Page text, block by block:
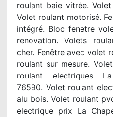
roulant baie vitrée.
Volet roulant motorisé.
intégré. Bloc fenetre
renovation. Volets
cher. Fenêtre avec volet
roulant sur mesure.
roulant electriques La
76590. Volet roulant
alu bois. Volet roulant
electrique prix La